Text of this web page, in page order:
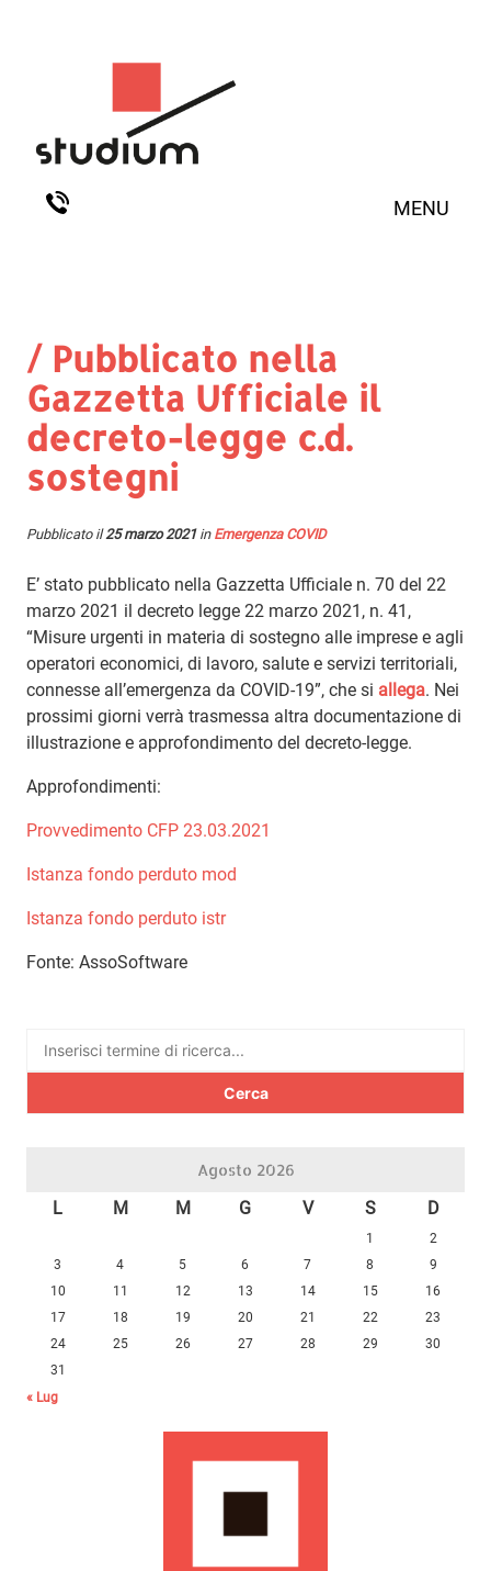
MENU
/ Pubblicato nella
Gazzetta Ufficiale il
decreto-legge c.d.
sostegni
Pubblicato il25 marzo 2021in Emergenza COVID
E’ stato pubblicato nella Gazzetta Ufficiale n. 70 del 22
marzo 2021 il decreto legge 22 marzo 2021, n. 41,
“Misure urgenti in materia di sostegno alle imprese e agli
operatori economici, di lavoro, salute e servizi territoriali,
connesse all’emergenza da COVID-19”, che si allega. Nei
prossimi giorni verrà trasmessa altra documentazione di
illustrazione e approfondimento del decreto-legge.
Approfondimenti:
Provvedimento CFP 23.03.2021
Istanza fondo perduto mod
Istanza fondo perduto istr
Fonte: AssoSoftware
Ricerca
Agosto 2026
L M M G V S D
1
2
3
4 5 6 7 8
9
10
11 12 13 14 15
16
17
18 19 20 21 22
23
24
25 26 27 28 29
30
31
« Lug